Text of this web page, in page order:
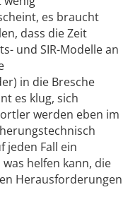
es braucht
dass die Zeit
und SIR-Modelle an
in die Bresche
es klug, sich
werden eben im
jeden Fall ein
helfen kann, die
Herausforderungen